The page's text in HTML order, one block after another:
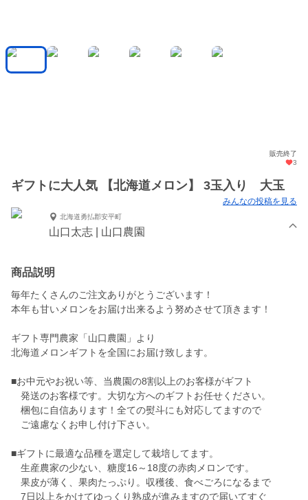
販売終了
3
ギフトに大人気 【北海道メロン】 3玉入り 大玉
みんなの投稿を見る
北海道勇払郡安平町
山口太志 | 山口農園
商品説明
毎年たくさんのご注文ありがとうございます！
本年も甘いメロンをお届け出来るよう努めさせて頂きます！
ギフト専門農家「山口農園」より
北海道メロンギフトを全国にお届け致します。
■お中元やお祝い等、当農園の8割以上のお客様がギフト
発送のお客様です。大切な方へのギフトお任せください。
梱包に自信あります！全ての熨斗にも対応してますので
ご遠慮なくお申し付け下さい。
■ギフトに最適な品種を選定して栽培してます。
生産農家の少ない、糖度16～18度の赤肉メロンです。
果皮が薄く、果肉たっぷり。収穫後、食べごろになるまで
7日以上をかけてゆっくり熟成が進みますので届いてすぐ